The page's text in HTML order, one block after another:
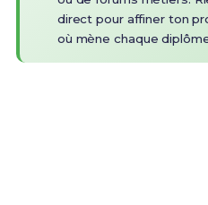
direct pour affiner ton
où mène chaque